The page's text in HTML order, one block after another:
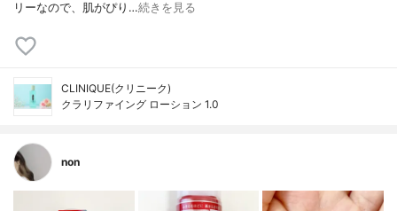
リーなので、肌がぴり…続きを見る
CLINIQUE(クリニーク)
クラリファイング ローション 1.0
non